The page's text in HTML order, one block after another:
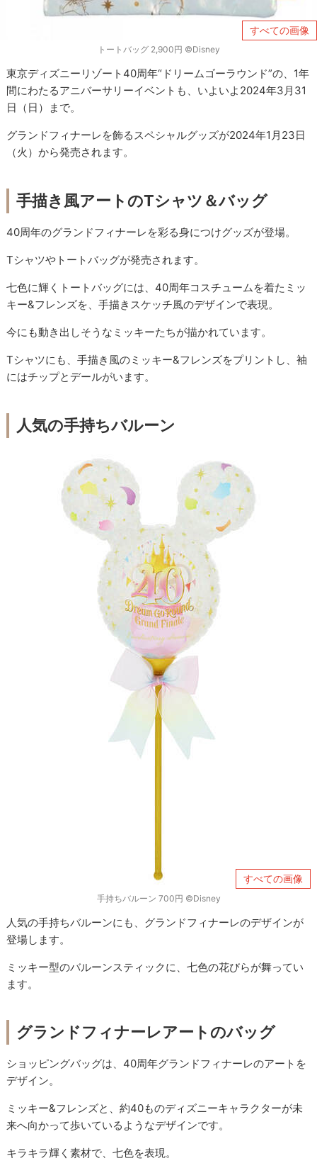
すべての画像
トートバッグ 2,900円 ©︎Disney
東京ディズニーリゾート40周年“ドリームゴーラウンド”の、1年
間にわたるアニバーサリーイベントも、いよいよ2024年3月31
日（日）まで。
グランドフィナーレを飾るスペシャルグッズが2024年1月23日
（火）から発売されます。
手描き風アートのTシャツ＆バッグ
40周年のグランドフィナーレを彩る身につけグッズが登場。
Tシャツやトートバッグが発売されます。
七色に輝くトートバッグには、40周年コスチュームを着たミッ
キー&フレンズを、手描きスケッチ風のデザインで表現。
今にも動き出しそうなミッキーたちが描かれています。
Tシャツにも、手描き風のミッキー&フレンズをプリントし、袖
にはチップとデールがいます。
人気の手持ちバルーン
すべての画像
手持ちバルーン 700円 ©︎Disney
人気の手持ちバルーンにも、グランドフィナーレのデザインが
登場します。
ミッキー型のバルーンスティックに、七色の花びらが舞ってい
ます。
グランドフィナーレアートのバッグ
ショッピングバッグは、40周年グランドフィナーレのアートを
デザイン。
ミッキー&フレンズと、約40ものディズニーキャラクターが未
来へ向かって歩いているようなデザインです。
キラキラ輝く素材で、七色を表現。